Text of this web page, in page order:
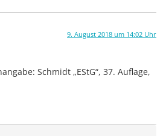
9. August 2018 um 14:02 Uhr
Schmidt „EStG“, 37. Auflage,